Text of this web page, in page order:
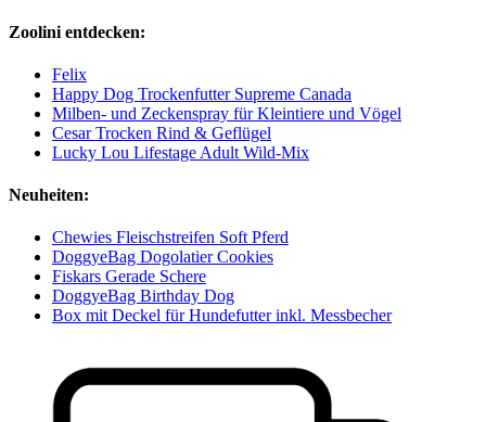
Zoolini entdecken:
Felix
Happy Dog Trockenfutter Supreme Canada
Milben- und Zeckenspray für Kleintiere und Vögel
Cesar Trocken Rind & Geflügel
Lucky Lou Lifestage Adult Wild-Mix
Neuheiten:
Chewies Fleischstreifen Soft Pferd
DoggyeBag Dogolatier Cookies
Fiskars Gerade Schere
DoggyeBag Birthday Dog
Box mit Deckel für Hundefutter inkl. Messbecher